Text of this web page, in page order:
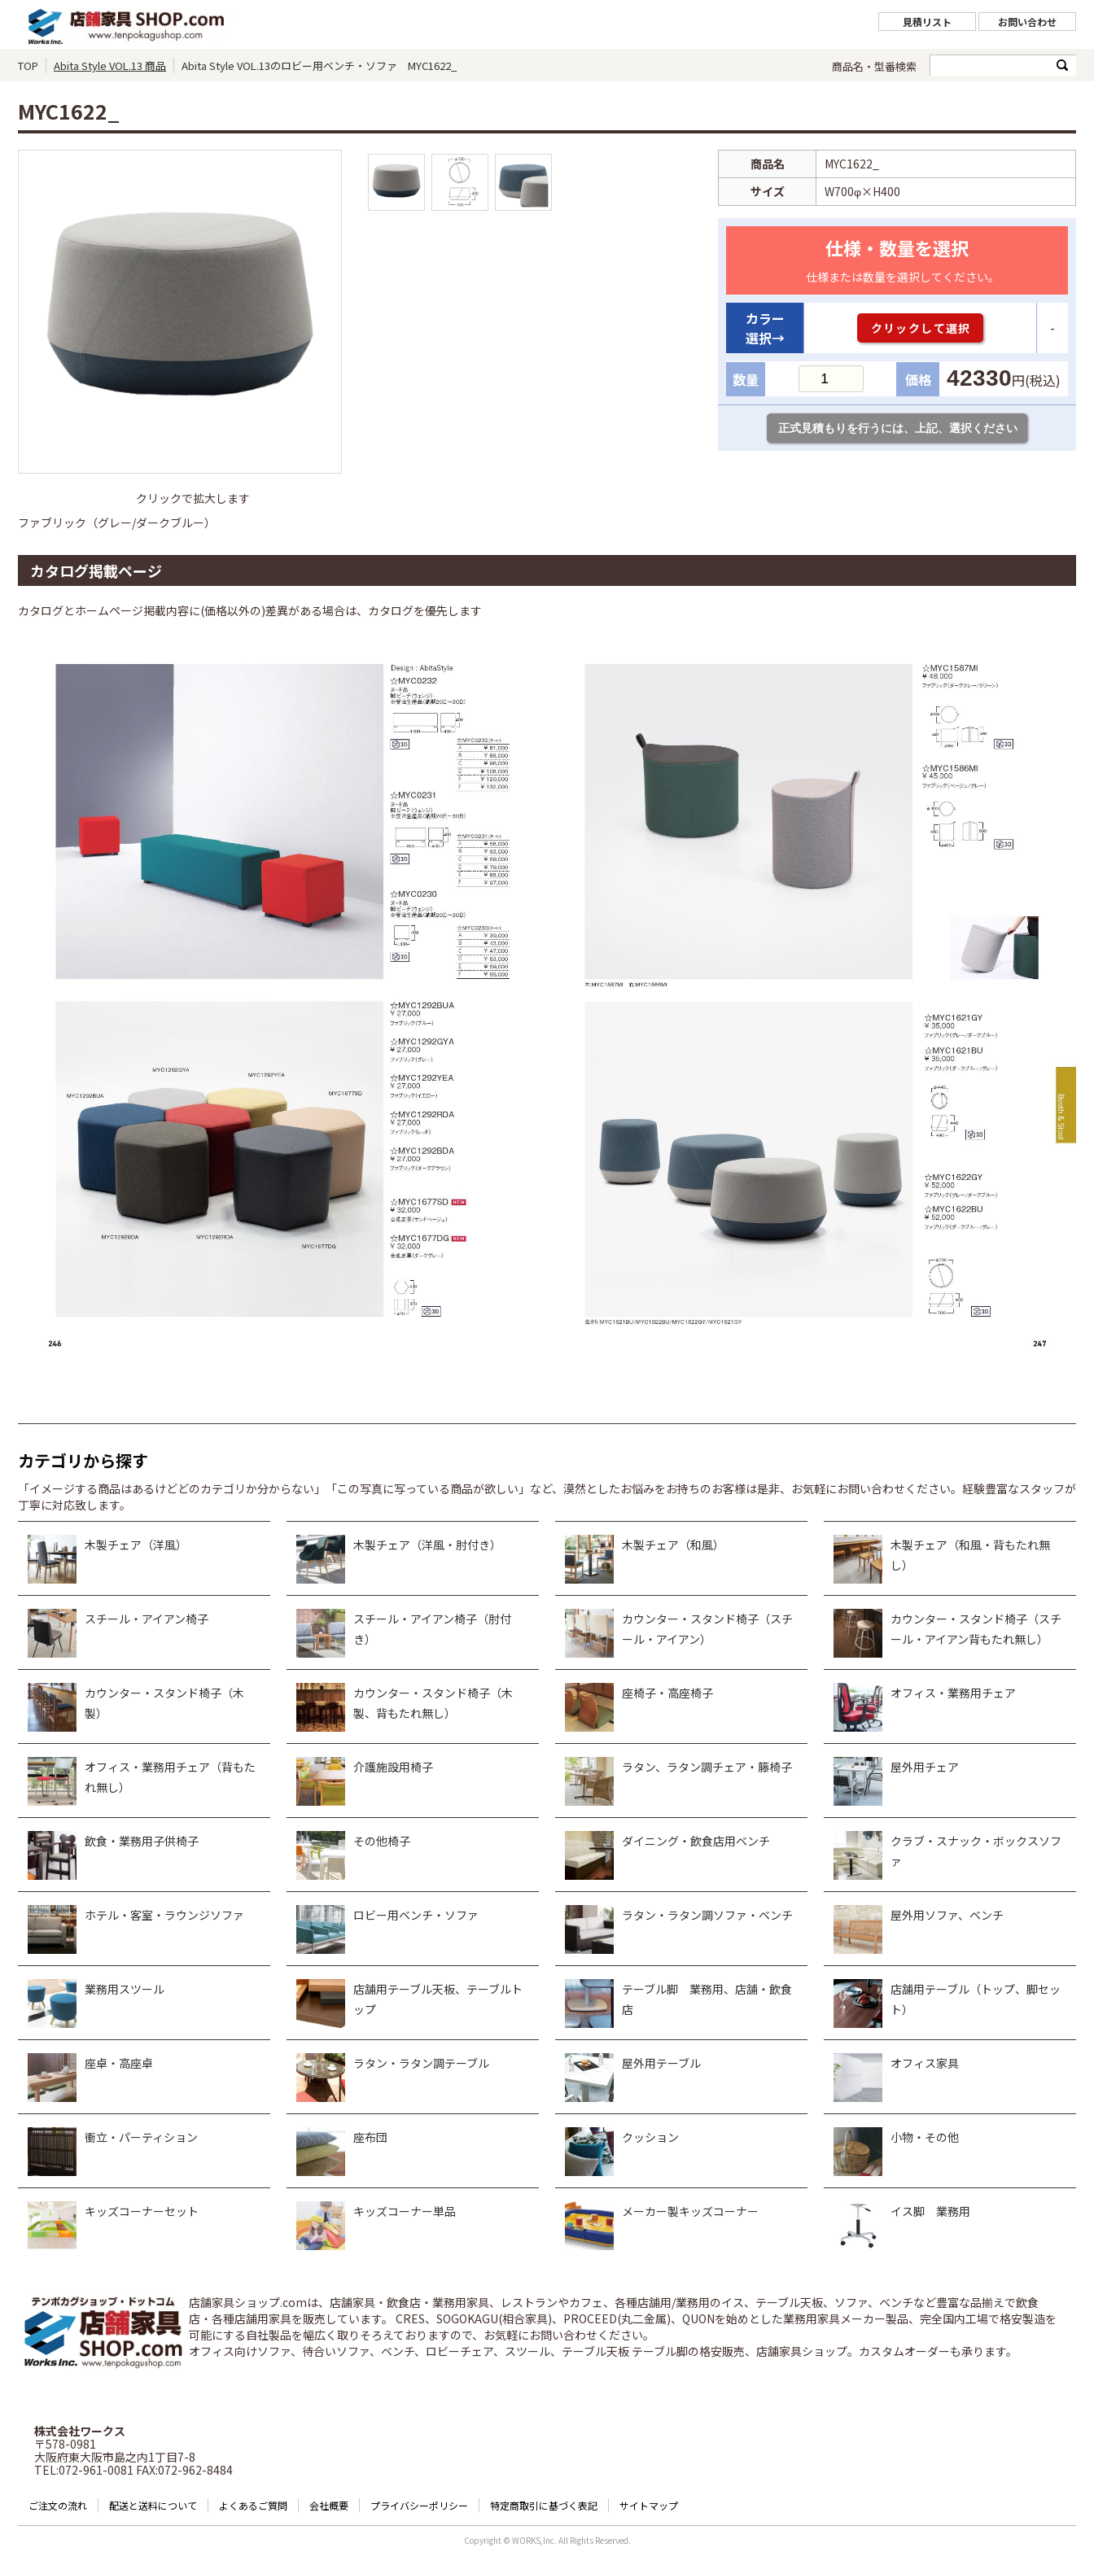
見積リスト お問い合わせ
TOP Abita Style VOL.13 商品 Abita Style VOL.13のロビー用ベンチ・ソファ MYC1622_ 商品名・型番検索
MYC1622_
クリックで拡大します
商品名
MYC1622_
サイズ
W700φ×H400
仕様・数量を選択
仕様または数量を選択してください。
カラー
選択→
クリックして選択 -
数量 価格 42330円(税込)
ファブリック（グレー/ダークブルー）
カタログ掲載ページ
カタログとホームページ掲載内容に(価格以外の)差異がある場合は、カタログを優先します
カテゴリから探す
「イメージする商品はあるけどどのカテゴリか分からない」「この写真に写っている商品が欲しい」など、漠然としたお悩みをお持ちのお客様は是非、お気軽にお問い合わせください。経験豊富なスタッフが
丁寧に対応致します。
木製チェア（洋風） 木製チェア（洋風・肘付き） 木製チェア（和風）
木製チェア（和風・背もたれ無
し）
スチール・アイアン椅子
スチール・アイアン椅子（肘付
き）
カウンター・スタンド椅子（スチ
ール・アイアン）
カウンター・スタンド椅子（スチ
ール・アイアン背もたれ無し）
カウンター・スタンド椅子（木
製）
カウンター・スタンド椅子（木
製、背もたれ無し）
座椅子・高座椅子 オフィス・業務用チェア
オフィス・業務用チェア（背もた
れ無し）
介護施設用椅子 ラタン、ラタン調チェア・籐椅子 屋外用チェア
飲食・業務用子供椅子 その他椅子 ダイニング・飲食店用ベンチ
クラブ・スナック・ボックスソフ
ァ
ホテル・客室・ラウンジソファ ロビー用ベンチ・ソファ ラタン・ラタン調ソファ・ベンチ 屋外用ソファ、ベンチ
業務用スツール
店舗用テーブル天板、テーブルト
ップ
テーブル脚 業務用、店舗・飲食
店
店舗用テーブル（トップ、脚セッ
ト）
座卓・高座卓 ラタン・ラタン調テーブル 屋外用テーブル オフィス家具
衝立・パーティション 座布団 クッション 小物・その他
キッズコーナーセット キッズコーナー単品 メーカー製キッズコーナー イス脚 業務用
店舗家具ショップ.comは、店舗家具・飲食店・業務用家具、レストランやカフェ、各種店舗用/業務用のイス、テーブル天板、ソファ、ベンチなど豊富な品揃えで飲食
店・各種店舗用家具を販売しています。 CRES、SOGOKAGU(相合家具)、PROCEED(丸二金属)、QUONを始めとした業務用家具メーカー製品、完全国内工場で格安製造を
可能にする自社製品を幅広く取りそろえておりますので、お気軽にお問い合わせください。
オフィス向けソファ、待合いソファ、ベンチ、ロビーチェア、スツール、テーブル天板 テーブル脚の格安販売、店舗家具ショップ。カスタムオーダーも承ります。
株式会社ワークス
〒578-0981
大阪府東大阪市島之内1丁目7-8
TEL:072-961-0081 FAX:072-962-8484
ご注文の流れ 配送と送料について よくあるご質問 会社概要 プライバシーポリシー 特定商取引に基づく表記 サイトマップ
Copyright © WORKS,Inc. All Rights Reserved.